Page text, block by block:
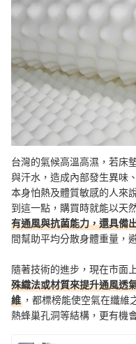
台灣的氣候高溫高濕，若床
與汗水，造成內部發生異味
本身怕熱及體質敏感的人來
到這一點，購買時就能以天
有通風與抗菌能力，還具備
間幫助平均分散身體重量，
隨著技術的進步，現在市面
殊織法或材質來提升通風透
維 ，都標榜能使空氣在纖
熱蜂巢孔洞等結構，更有機